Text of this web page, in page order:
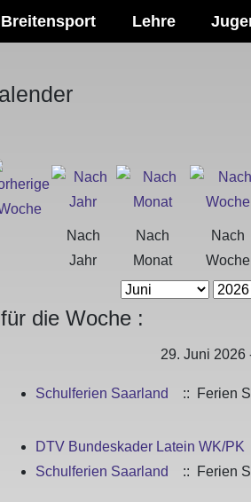
Breitensport Lehre
Nach
Jahr
Nach
Monat
Nach
Woche
die Woche :
29. Juni 2026
Schulferien Saarland :: Ferien
DTV Bundeskader Latein WK/PK
Schulferien Saarland
:: Ferien